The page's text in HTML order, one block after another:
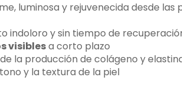
luminosa y rejuvenecida desde las
indoloro y sin tiempo de
visiblesa corto plazo
la producción de colágeno y
y la textura de la piel